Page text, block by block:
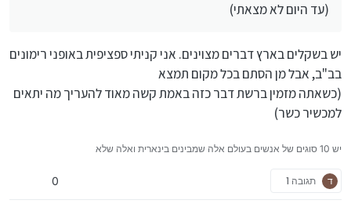
(עד היום לא מצאתי)
יש בשקלים בארץ דברים מצוינים. אני קניתי ספציפית באופני רימונים
בב"ב, אבל מן הסתם בכל מקום תמצא
(כשאתה מזמין ברשת דבר כזה באמת קשה מאוד להעריך מה יתאים
למכשיר כשר)
יש 10 סוגים של אנשים בעולם אלה שמבינים בינארית ואלה שלא
ד תגובה 1 0